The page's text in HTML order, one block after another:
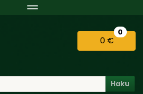
Navigaatio
0 €
0
Haku